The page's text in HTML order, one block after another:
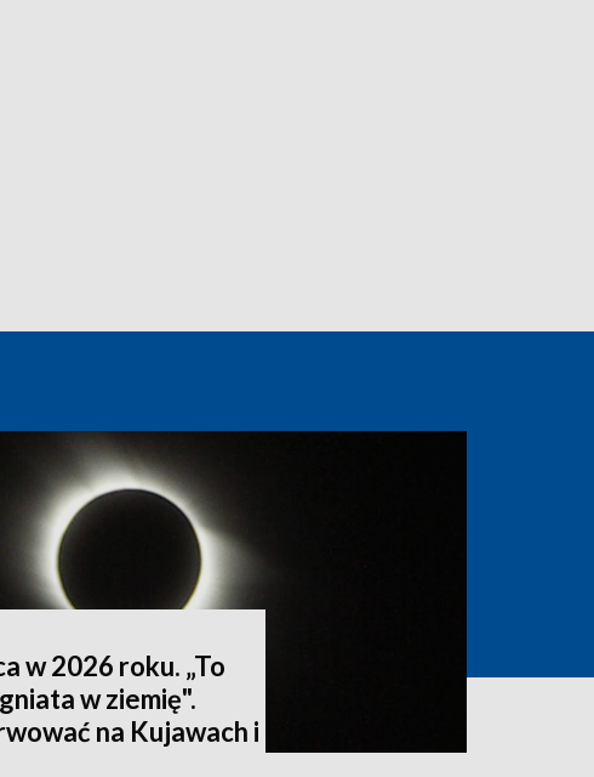
w 2026 roku. „To
w ziemię".
na Kujawach i